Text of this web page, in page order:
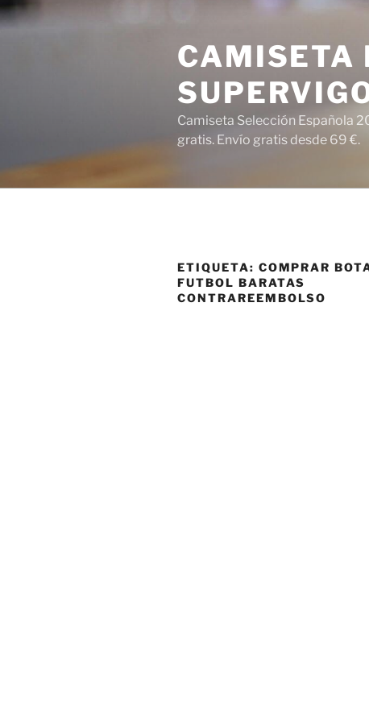
Saltar
al
CAMISETA
Camiseta Selección Española
gratis. Envío gratis desde 69 €.
ETIQUETA: COMPRAR
FUTBOL BARATAS
CONTRAREEMBOLSO